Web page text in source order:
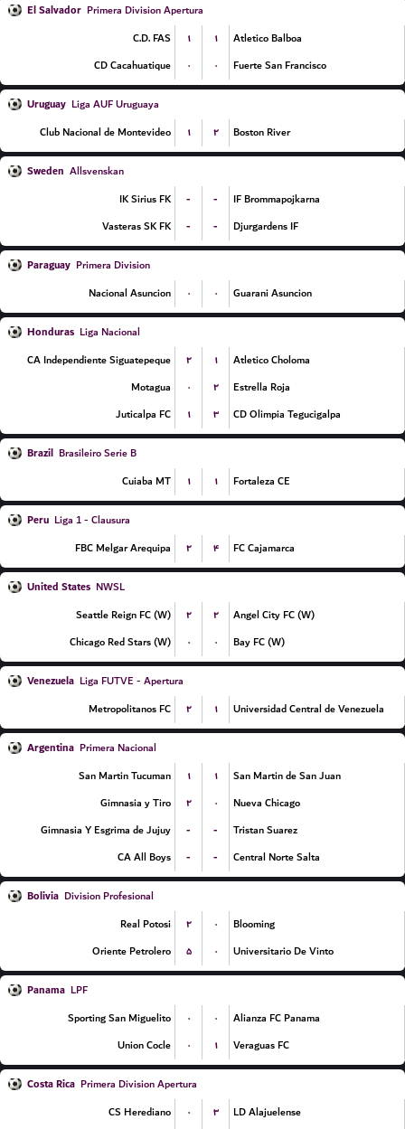
El Salvador Primera Division Apertura
C.D. FAS
۱ ۱
Atletico Balboa
CD Cacahuatique
۰ ۰ Fuerte San Francisco
Uruguay Liga AUF Uruguaya
Club Nacional de Montevideo
۱ ۲ Boston River
Sweden Allsvenskan
IK Sirius FK
- -
IF Brommapojkarna
Vasteras SK FK
- - Djurgardens IF
Paraguay Primera Division
Nacional Asuncion
۰ ۰ Guarani Asuncion
Honduras Liga Nacional
CA Independiente Siguatepeque
۲ ۱
Atletico Choloma
Motagua
۰ ۲
Estrella Roja
Juticalpa FC
۱ ۳ CD Olimpia Tegucigalpa
Brazil Brasileiro Serie B
Cuiaba MT
۱ ۱ Fortaleza CE
Peru Liga 1 - Clausura
FBC Melgar Arequipa
۲ ۴ FC Cajamarca
United States NWSL
Seattle Reign FC (W)
۲ ۲
Angel City FC (W)
Chicago Red Stars (W)
۰ ۰ Bay FC (W)
Venezuela Liga FUTVE - Apertura
Metropolitanos FC
۲ ۱ Universidad Central de Venezuela
Argentina Primera Nacional
San Martin Tucuman
۱ ۱
San Martin de San Juan
Gimnasia y Tiro
۲ ۰
Nueva Chicago
Gimnasia Y Esgrima de Jujuy
- -
Tristan Suarez
CA All Boys
- - Central Norte Salta
Bolivia Division Profesional
Real Potosi
۲ ۰
Blooming
Oriente Petrolero
۵ ۰ Universitario De Vinto
Panama LPF
Sporting San Miguelito
۰ ۰
Alianza FC Panama
Union Cocle
۰ ۱ Veraguas FC
Costa Rica Primera Division Apertura
CS Herediano
۰ ۳
LD Alajuelense